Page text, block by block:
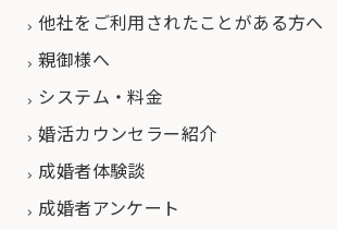
他社をご利用されたことがある方へ
親御様へ
システム・料金
婚活カウンセラー紹介
成婚者体験談
成婚者アンケート